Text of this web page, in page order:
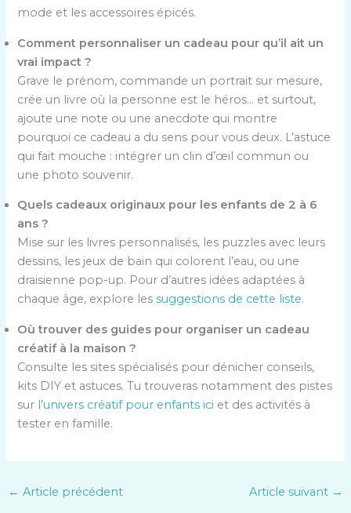
mode et les accessoires épicés.
Comment personnaliser un cadeau pour qu’il ait un
vrai impact ?
Grave le prénom, commande un portrait sur mesure,
crée un livre où la personne est le héros… et surtout,
ajoute une note ou une anecdote qui montre
pourquoi ce cadeau a du sens pour vous deux. L’astuce
qui fait mouche : intégrer un clin d’œil commun ou
une photo souvenir.
Quels cadeaux originaux pour les enfants de 2 à 6
ans ?
Mise sur les livres personnalisés, les puzzles avec leurs
dessins, les jeux de bain qui colorent l’eau, ou une
draisienne pop-up. Pour d’autres idées adaptées à
chaque âge, explore lessuggestions de cette liste.
Où trouver des guides pour organiser un cadeau
créatif à la maison ?
Consulte les sites spécialisés pour dénicher conseils,
kits DIY et astuces. Tu trouveras notamment des pistes
sur l’univers créatif pour enfants ici et des activités à
tester en famille.
← Article précédent Article suivant →